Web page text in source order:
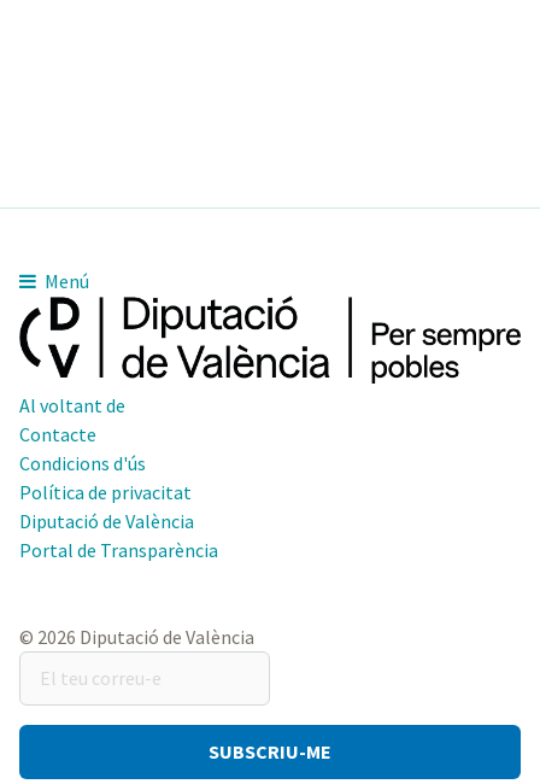
Menú
Al voltant de
Contacte
Condicions d'ús
Política de privacitat
Diputació de València
Portal de Transparència
© 2026 Diputació de València
El
teu
correu-